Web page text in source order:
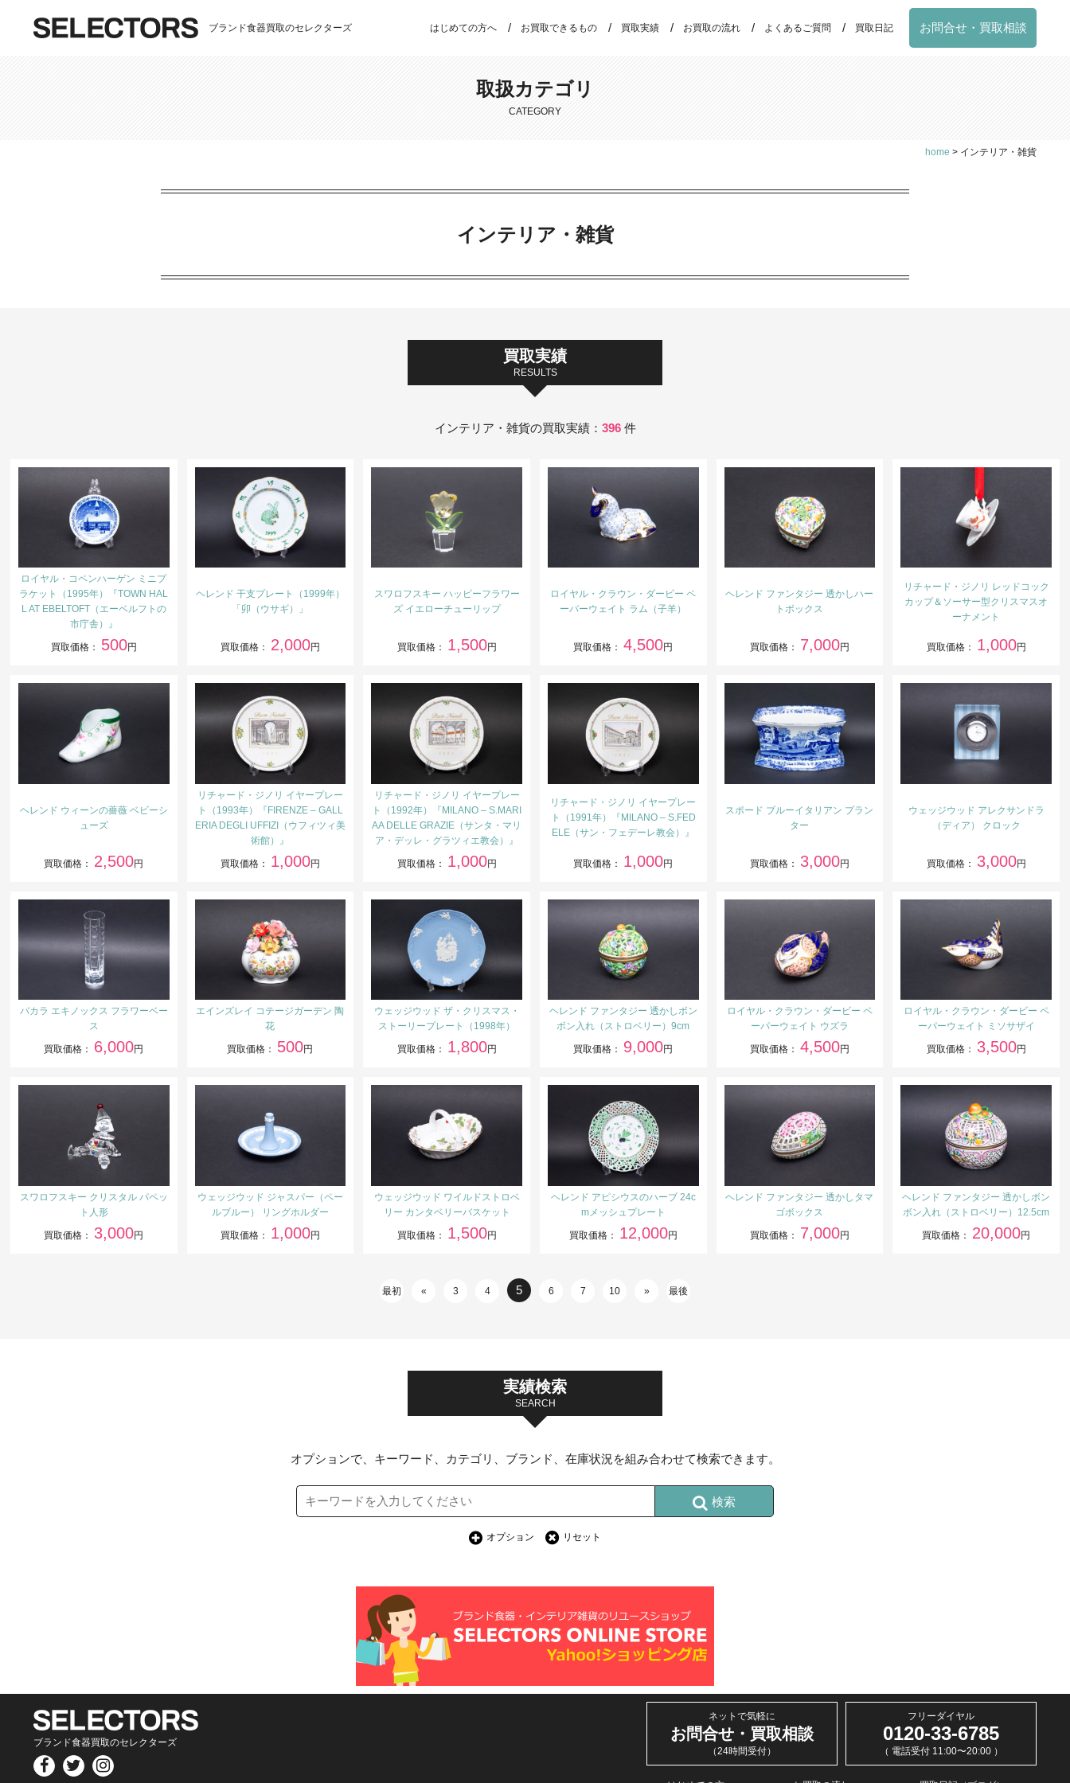
ブランド食器買取のセレクターズ はじめての方へ お買取できるもの 買取実績 お買取の流れ よくあるご質問 買取日記 お問合せ・買取相談
取扱カテゴリ
CATEGORY
home > インテリア・雑貨
インテリア・雑貨
買取実績
RESULTS
インテリア・雑貨の買取実績： 396件
ロイヤル・コペンハーゲン ミニプ
ラケット（1995年）『TOWN HAL
L AT EBELTOFT（エーベルフトの
市庁舎）』
買取価格： 500円
ヘレンド 干支プレート（1999年）
「卯（ウサギ）」
買取価格： 2,000円
スワロフスキー ハッピーフラワー
ズ イエローチューリップ
買取価格： 1,500円
ロイヤル・クラウン・ダービー ペ
ーパーウェイト ラム（子羊）
買取価格：4,500円
ヘレンド ファンタジー 透かしハー
トボックス
買取価格： 7,000円
リチャード・ジノリ レッドコック
カップ＆ソーサー型クリスマスオ
ーナメント
買取価格： 1,000円
ヘレンド ウィーンの薔薇 ベビーシ
ューズ
買取価格： 2,500円
リチャード・ジノリ イヤープレー
ト（1993年）『FIRENZE – GALL
ERIA DEGLI UFFIZI（ウフィツィ美
術館）』
買取価格： 1,000円
リチャード・ジノリ イヤープレー
ト（1992年）『MILANO – S.MARI
AA DELLE GRAZIE（サンタ・マリ
ア・デッレ・グラツィエ教会）』
買取価格： 1,000円
リチャード・ジノリ イヤープレー
ト（1991年）『MILANO – S.FED
ELE（サン・フェデーレ教会）』
買取価格： 1,000円
スポード ブルーイタリアン プラン
ター
買取価格： 3,000円
ウェッジウッド アレクサンドラ
（ディア） クロック
買取価格： 3,000円
バカラ エキノックス フラワーベー
ス
買取価格： 6,000円
エインズレイ コテージガーデン 陶
花
買取価格： 500円
ウェッジウッド ザ・クリスマス・
ストーリープレート（1998年）
買取価格： 1,800円
ヘレンド ファンタジー 透かしボン
ボン入れ（ストロベリー）9cm
買取価格： 9,000円
ロイヤル・クラウン・ダービー ペ
ーパーウェイト ウズラ
買取価格： 4,500円
ロイヤル・クラウン・ダービー ペ
ーパーウェイト ミソサザイ
買取価格： 3,500円
スワロフスキー クリスタル パペッ
ト人形
買取価格： 3,000円
ウェッジウッド ジャスパー（ペー
ルブルー） リングホルダー
買取価格： 1,000円
ウェッジウッド ワイルドストロベ
リー カンタベリーバスケット
買取価格： 1,500円
ヘレンド アピシウスのハーブ 24c
mメッシュプレート
買取価格： 12,000円
ヘレンド ファンタジー 透かしタマ
ゴボックス
買取価格： 7,000円
ヘレンド ファンタジー 透かしボン
ボン入れ（ストロベリー）12.5cm
買取価格： 20,000円
最初 « 3 4 5 6 7 10 » 最後
実績検索
SEARCH
オプションで、キーワード、カテゴリ、ブランド、在庫状況を組み合わせて検索できます。
検索
オプション リセット
ネットで気軽に
お問合せ・買取相談
（24時間受付）
フリーダイヤル
0120-33-6785
（ 電話受付 11:00〜20:00 ）
ブランド食器買取のセレクターズ